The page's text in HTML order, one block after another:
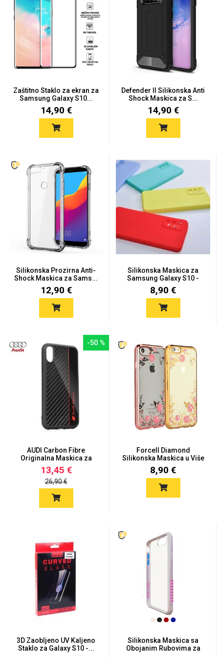
Zaštitno Staklo za ekran za
Samsung Galaxy S10...
14,90 €
Defender II Silikonska Anti
Shock Maskica za S...
14,90 €
Silikonska Prozirna Anti-
Shock Maskica za Sams...
12,90 €
Silikonska Maskica za
Samsung Galaxy S10 -
Viš...
8,90 €
-50 %
AUDI Carbon Fibre
Originalna Maskica za
Galaxy...
13,45 €
26,90 €
Forcell Diamond
Silikonska Maskica u Više
Boja...
8,90 €
3D Zaobljeno UV Kaljeno
Staklo za Galaxy S10 -...
Silikonska Maskica sa
Obojanim Rubovima za
Feel Good
Životinjsko carstvo
Svemirska kolekcija Valentinovo
Love motivi I Need Some Space
Quotes Collection Cirkus
Monogrami Dječji motivi
Univerzalne futrole i
maskice
Preklopne maskice